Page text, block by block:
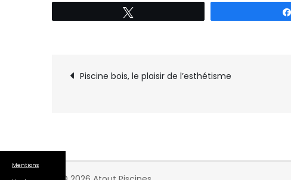
Mentions
Navigation
Piscine bois, le plaisir de l’esthétisme